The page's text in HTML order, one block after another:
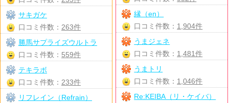
縁（en）
口コミ件数： 1,904件
うまジェネ
口コミ件数： 1,481件
うまトリ
口コミ件数： 1,046件
Re:KEIBA（リ・ケイバ）
サキガケ
口コミ件数： 263件
勝馬サプライズウルトラ
口コミ件数： 559件
テキラボ
口コミ件数： 233件
リフレイン（Refrain）